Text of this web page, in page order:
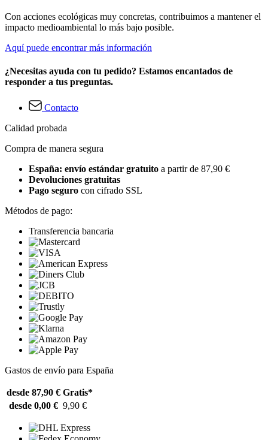
Con acciones ecológicas muy concretas, contribuimos a mantener el
impacto medioambiental lo más bajo posible.
Aquí puede encontrar más información
¿Necesitas ayuda con tu pedido? Estamos encantados de
responder a tus preguntas.
Contacto
Calidad probada
Compra de manera segura
España: envío estándar gratuito a partir de 87,90 €
Devoluciones gratuitas
Pago seguro con cifrado SSL
Métodos de pago:
Transferencia bancaria
Gastos de envío para España
desde 87,90 € Gratis*
desde 0,00 € 9,90 €